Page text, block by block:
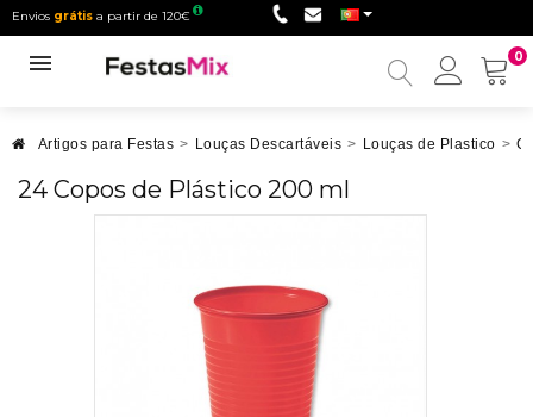
Envios grátis a partir de 120€
0
Minha
Artigos para Festas > Louças Descartáveis > Louças de Plastico >
24 Copos de Plástico 200 ml